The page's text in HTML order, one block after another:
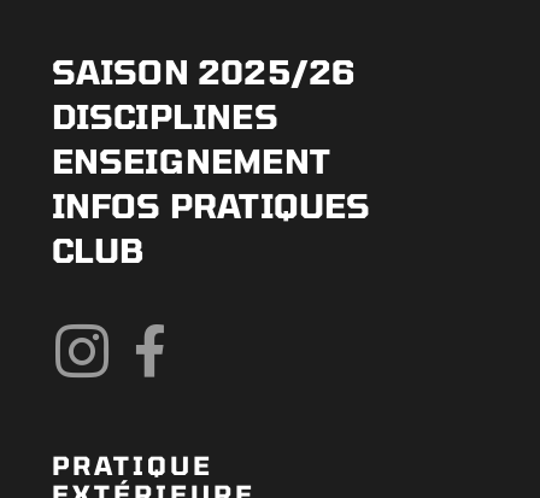
SAISON 2025/26
DISCIPLINES
ENSEIGNEMENT
INFOS PRATIQUES
CLUB
PRATIQUE